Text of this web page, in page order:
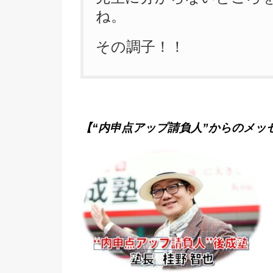
ね。
その調子！！
【“内申点アップ請負人”からのメッ